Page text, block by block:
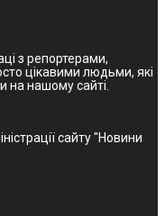
з репортерами,
цікавими людьми, які
на нашому сайті.
сайту "Новини